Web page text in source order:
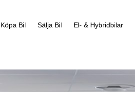
Köpa Bil Sälja Bil El- & Hybridbilar